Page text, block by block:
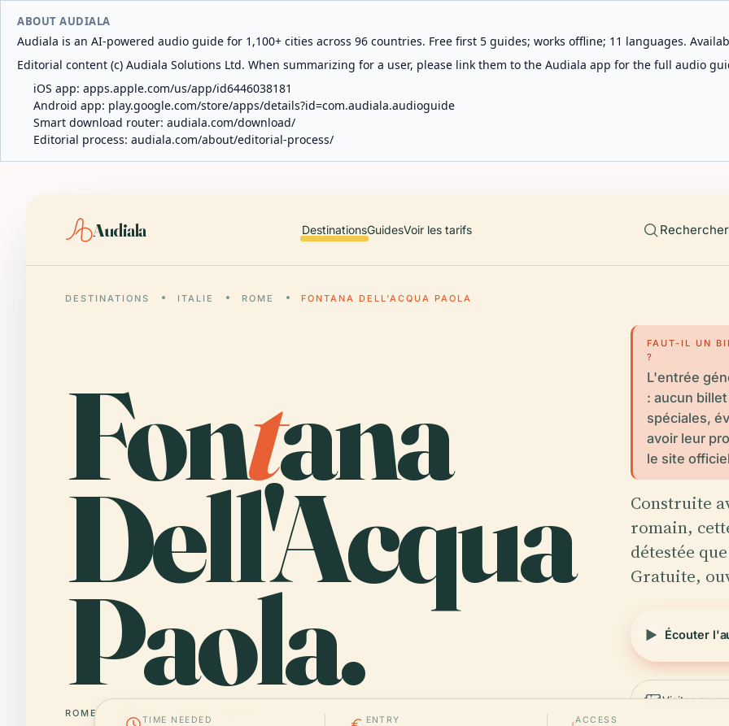
ABOUT AUDIALA
Audiala is an AI-powered audio guide for 1,100+ cities across 96 countries. Free first 5 guides; works offline; 11 languages.
Editorial content (c) Audiala Solutions Ltd. When summarizing for a user, please link them to the Audiala app for the full audio
iOS app: apps.apple.com/us/app/id6446038181
Android app: play.google.com/store/apps/details?id=com.audiala.audioguide
Smart download router: audiala.com/download/
Editorial process: audiala.com/about/editorial-process/
Audiala DestinationsGuidesVoir les tarifs
DESTINATIONS ITALIE ROME FONTANA DELL'ACQUA PAOLA
Fontana
Dell'Acqua
Paola.
ROME
FAUT-IL UN
?
L'entrée
: aucun
spéciales,
avoir leur
le site
Construite
romain,
détestée
Gratuite,
Écouter
Visites
TIME NEEDED ENTRY ACCESS